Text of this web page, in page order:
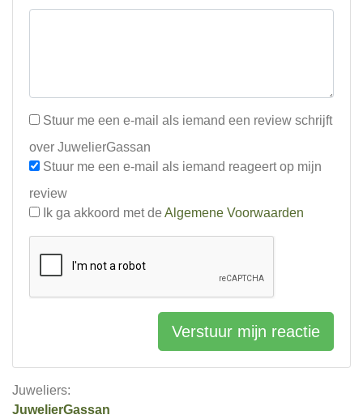
Juweliers:
JuwelierGassan
Stuur me een e-mail als iemand een review schrijft
over JuwelierGassan
Stuur me een e-mail als iemand reageert op mijn
review
Ik ga akkoord met de Algemene Voorwaarden
Verstuur mijn reactie